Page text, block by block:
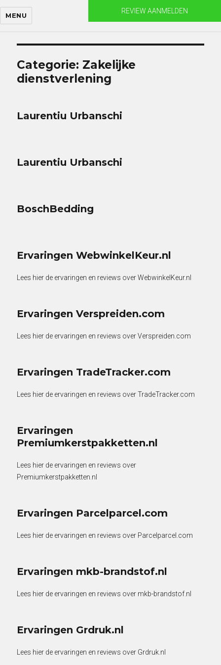
Skip
MENU
REVIEW AANMELDEN
Categorie: Zakelijke
dienstverlening
Laurentiu Urbanschi
Laurentiu Urbanschi
BoschBedding
Ervaringen WebwinkelKeur.nl
Lees hier de ervaringen en reviews over WebwinkelKeur.nl
Ervaringen Verspreiden.com
Lees hier de ervaringen en reviews over Verspreiden.com
Ervaringen TradeTracker.com
Lees hier de ervaringen en reviews over TradeTracker.com
Ervaringen
Premiumkerstpakketten.nl
Lees hier de ervaringen en reviews over
Premiumkerstpakketten.nl
Ervaringen Parcelparcel.com
Lees hier de ervaringen en reviews over Parcelparcel.com
Ervaringen mkb-brandstof.nl
Lees hier de ervaringen en reviews over mkb-brandstof.nl
Ervaringen Grdruk.nl
Lees hier de ervaringen en reviews over Grdruk.nl